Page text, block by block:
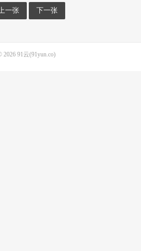
上一张 下一张
2026 91云(91yun.co)